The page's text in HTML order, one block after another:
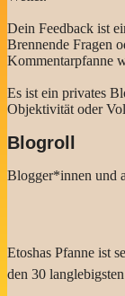
Dein Feedback ist
Brennende Fragen
Kommentarpfanne
Es ist ein privates
Objektivität oder
Blogroll
Blogger*innen und
Etoshas Pfanne ist
den 30